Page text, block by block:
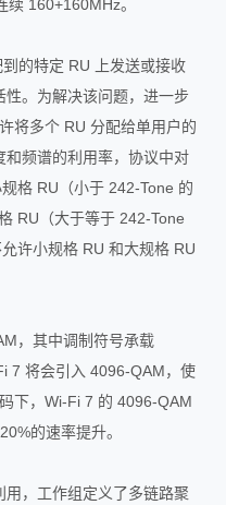
160+160MHz。
的特定 RU 上发送或接收
。为解决该问题，进一步
将多个 RU 分配给单用户的
频谱的利用率，协议中对
格 RU（小于 242-Tone 的
RU（大于等于 242-Tone
许小规格 RU 和大规格 RU
，其中调制符号承载
7 将会引入 4096-QAM，使
下，Wi-Fi 7 的 4096-QAM
的速率提升。
，工作组定义了多链路聚